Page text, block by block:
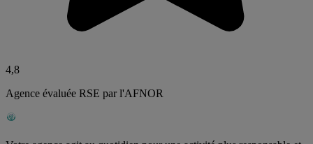
4,8
Agence évaluée RSE par l'AFNOR